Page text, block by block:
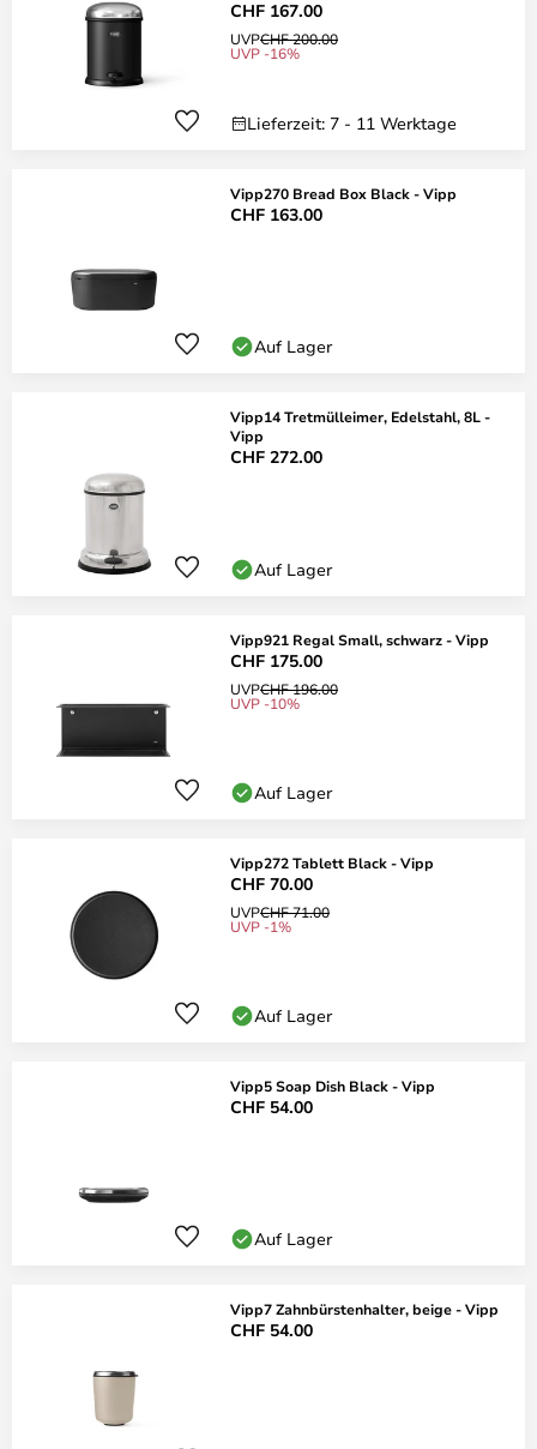
CHF 167.00
UVPCHF 200.00
UVP -16%
Lieferzeit: 7 - 11 Werktage
Vipp270 Bread Box Black - Vipp
CHF 163.00
Auf Lager
Vipp14 Tretmülleimer, Edelstahl, 8L -
Vipp
CHF 272.00
Auf Lager
Vipp921 Regal Small, schwarz - Vipp
CHF 175.00
UVPCHF 196.00
UVP -10%
Auf Lager
Vipp272 Tablett Black - Vipp
CHF 70.00
UVPCHF 71.00
UVP -1%
Auf Lager
Vipp5 Soap Dish Black - Vipp
CHF 54.00
Auf Lager
Vipp7 Zahnbürstenhalter, beige - Vipp
CHF 54.00